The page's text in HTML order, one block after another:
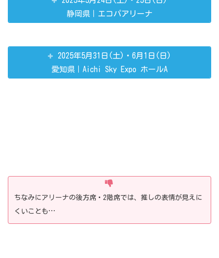
静岡県｜エコパアリーナ
2025年5月31日(土)・6月1日(日)
愛知県｜Aichi Sky Expo ホールA
ちなみにアリーナの後方席・2階席では、推しの表情が見えに
くいことも…